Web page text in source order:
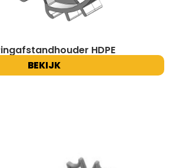
HDPE
BEKIJK